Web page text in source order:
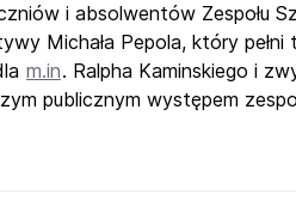
i absolwentów Zespołu
Michała Pepola, który pełni
m.in. Ralpha Kaminskiego i
publicznym występem